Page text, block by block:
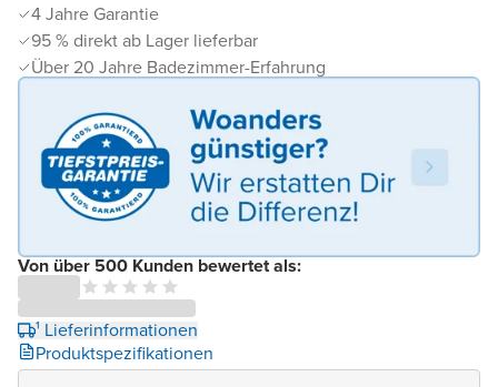
4 Jahre Garantie
95 % direkt ab Lager lieferbar
Über 20 Jahre Badezimmer-Erfahrung
Von über 500 Kunden bewertet als:
¹ Lieferinformationen
Produktspezifikationen